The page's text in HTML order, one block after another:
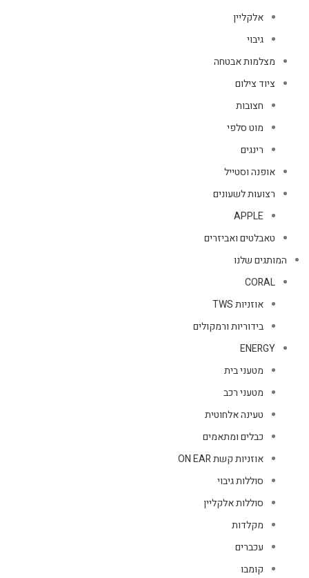
אלקליין
גיבוי
מצלמות אבטחה
ציוד צילום
חצובות
מוט סלפי
רינגים
אופנה וסטייל
רצועות לשעונים
APPLE
טאבלטים ואביזרים
המותגים שלנו
CORAL
אוזניות TWS
בידוריות ורמקולים
ENERGY
מטעני בית
מטעני רכב
טעינה אלחוטית
כבלים ומתאמים
אוזניות קשת ON EAR
סוללות גיבוי
סוללות אלקליין
מקלדות
עכברים
קומבו